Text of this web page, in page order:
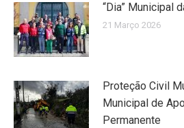
“Dia” Municipal
21 Março 2026
Proteção Civil
Municipal de
Permanente